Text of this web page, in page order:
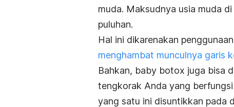
muda. Maksudnya usia muda
puluhan.
Hal ini dikarenakan
menghambat munculnya garis
Bahkan, baby botox juga bisa
tengkorak Anda yang
yang satu ini disuntikkan pada